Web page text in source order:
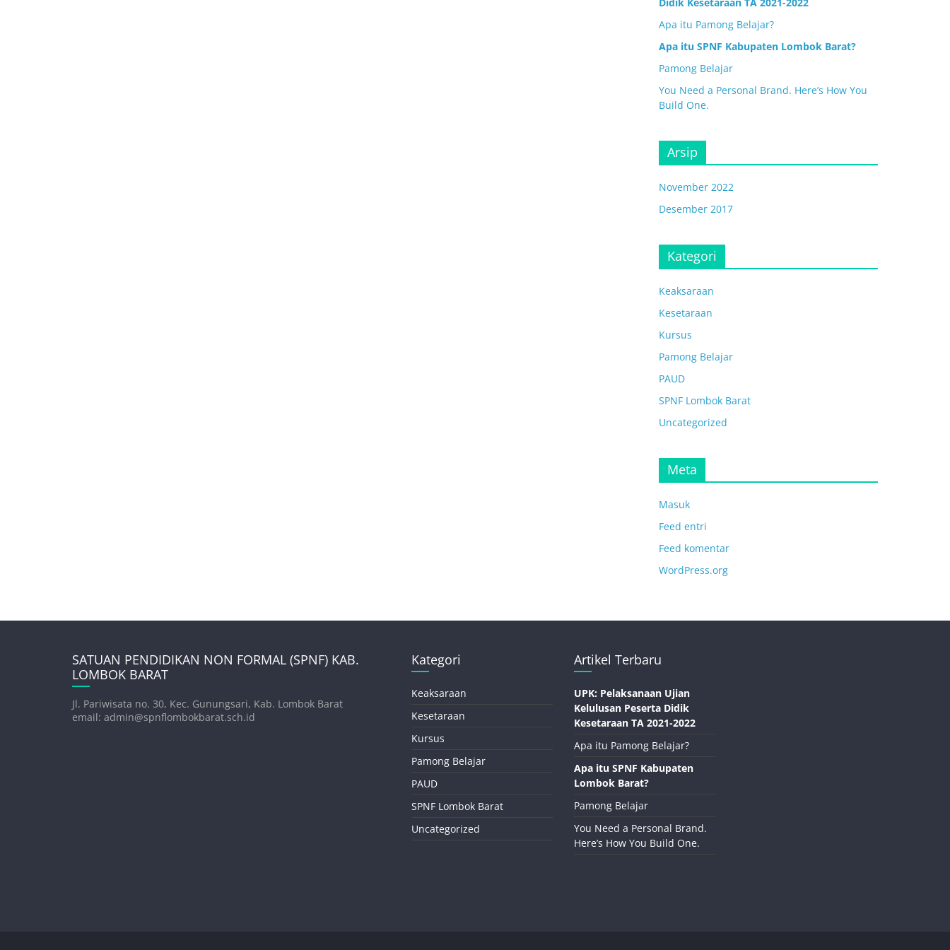
Apa itu Pamong Belajar?
Apa itu SPNF Kabupaten Lombok Barat?
Pamong Belajar
You Need a Personal Brand. Here’s How You
Build One.
Arsip
November 2022
Desember 2017
Kategori
Keaksaraan
Kesetaraan
Kursus
Pamong Belajar
PAUD
SPNF Lombok Barat
Uncategorized
Meta
Masuk
Feed entri
Feed komentar
WordPress.org
SATUAN PENDIDIKAN NON FORMAL (SPNF) KAB.
LOMBOK BARAT
Jl. Pariwisata no. 30, Kec. Gunungsari, Kab. Lombok Barat
email: admin@spnflombokbarat.sch.id
Kategori
Keaksaraan
Kesetaraan
Kursus
Pamong Belajar
PAUD
SPNF Lombok Barat
Uncategorized
Artikel Terbaru
UPK: Pelaksanaan Ujian
Kelulusan Peserta Didik
Kesetaraan TA 2021-2022
Apa itu Pamong Belajar?
Apa itu SPNF Kabupaten
Lombok Barat?
Pamong Belajar
You Need a Personal Brand.
Here’s How You Build One.